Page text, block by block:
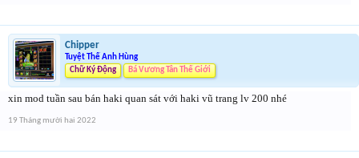
Chipper
Tuyệt Thế Anh Hùng
Chữ Ký Động
Bá Vương Tân Thế Giới
xin mod tuần sau bán haki quan sát với haki vũ trang lv 200 nhé
19 Tháng mười hai 2022